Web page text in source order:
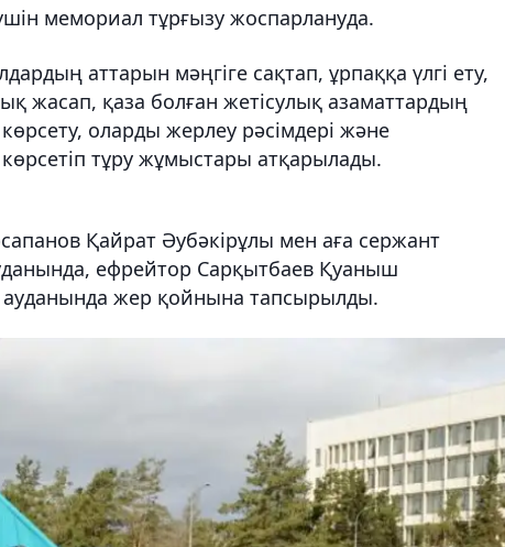
мемориал тұрғызу жоспарлануда.
аттарын мәңгіге сақтап, ұрпаққа үлгі ету,
жасап, қаза болған жетісулық азаматтардың
оларды жерлеу рәсімдері және
тұру жұмыстары атқарылады.
Қайрат Әубәкірұлы мен аға сержант
ефрейтор Сарқытбаев Қуаныш
жер қойнына тапсырылды.